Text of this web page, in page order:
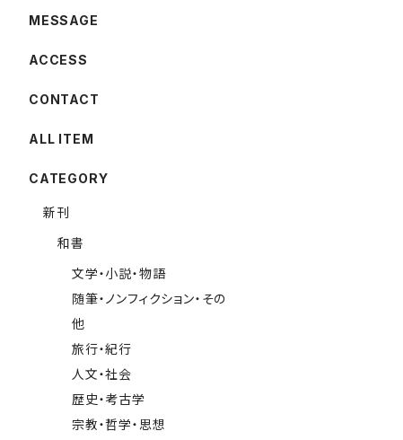
MESSAGE
ACCESS
CONTACT
ALL ITEM
CATEGORY
新刊
和書
文学・小説・物語
随筆・ノンフィクション・その
他
旅行・紀行
人文・社会
歴史・考古学
宗教・哲学・思想